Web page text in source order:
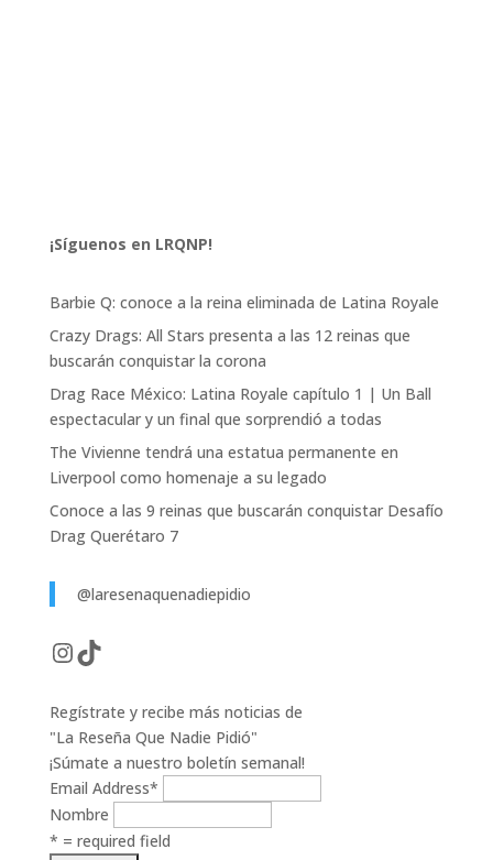
¡Síguenos en LRQNP!
Barbie Q: conoce a la reina eliminada de Latina Royale
Crazy Drags: All Stars presenta a las 12 reinas que
buscarán conquistar la corona
Drag Race México: Latina Royale capítulo 1 | Un Ball
espectacular y un final que sorprendió a todas
The Vivienne tendrá una estatua permanente en
Liverpool como homenaje a su legado
Conoce a las 9 reinas que buscarán conquistar Desafío
Drag Querétaro 7
@laresenaquenadiepidio
Instagram
TikTok
Regístrate y recibe más noticias de
"La Reseña Que Nadie Pidió"
¡Súmate a nuestro boletín semanal!
Email Address*
Nombre
* = required field